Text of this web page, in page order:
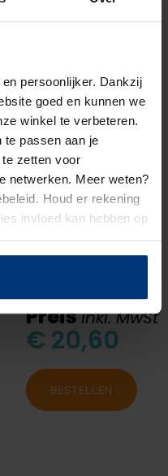
persoonlijker. Dankzij
goed en kunnen we
winkel te verbeteren.
te passen aan je
zetten voor
netwerken. Meer weten?
Houd er rekening
invloed kan hebben op
Preisinkl. MwSt
€ 20,60
BESTELLEN